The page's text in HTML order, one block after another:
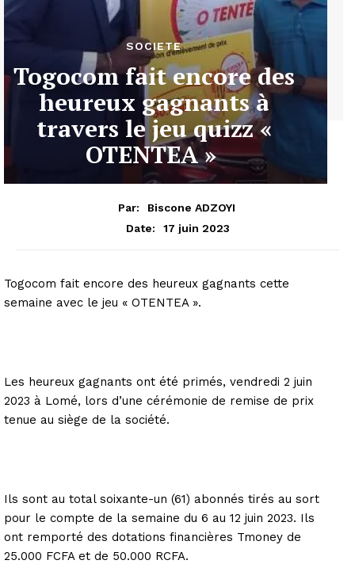
SOCIETE
Togocom fait encore des
heureux gagnants à
travers le jeu quizz «
OTENTEA »
Par:
Biscone ADZOYI
Date:
17 juin 2023
Togocom fait encore des heureux gagnants cette
semaine avec le jeu « OTENTEA ».
Les heureux gagnants ont été primés, vendredi 2 juin
2023 à Lomé, lors d’une cérémonie de remise de prix
tenue au siège de la société.
Ils sont au total soixante-un (61) abonnés tirés au sort
pour le compte de la semaine du 6 au 12 juin 2023. Ils
ont remporté des dotations financières Tmoney de
25.000 FCFA et de 50.000 RCFA.